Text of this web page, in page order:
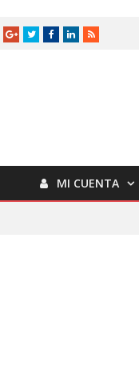
GoogleTwitterFacebookLinkedIn
RSS
MI CUENTA